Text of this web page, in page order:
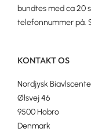
bundtes med ca 20
telefonnummer på.
KONTAKT OS
Nordjysk
Ølsvej 46
9500 Hobro
Denmark